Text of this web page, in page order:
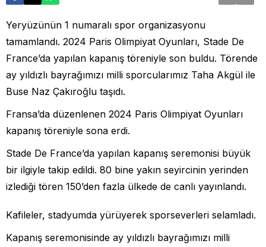
Yeryüzünün 1 numaralı spor organizasyonu
tamamlandı. 2024 Paris Olimpiyat Oyunları, Stade De
France’da yapılan kapanış töreniyle son buldu. Törende
ay yıldızlı bayrağımızı milli sporcularımız Taha Akgül ile
Buse Naz Çakıroğlu taşıdı.
Fransa’da düzenlenen 2024 Paris Olimpiyat Oyunları
kapanış töreniyle sona erdi.
Stade De France’da yapılan kapanış seremonisi büyük
bir ilgiyle takip edildi. 80 bine yakın seyircinin yerinden
izlediği tören 150’den fazla ülkede de canlı yayınlandı.
Kafileler, stadyumda yürüyerek sporseverleri selamladı.
Kapanış seremonisinde ay yıldızlı bayrağımızı milli